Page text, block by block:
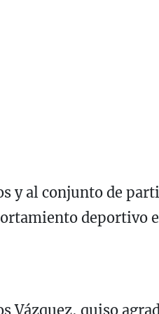
y al conjunto de
deportivo
Vázquez, quiso